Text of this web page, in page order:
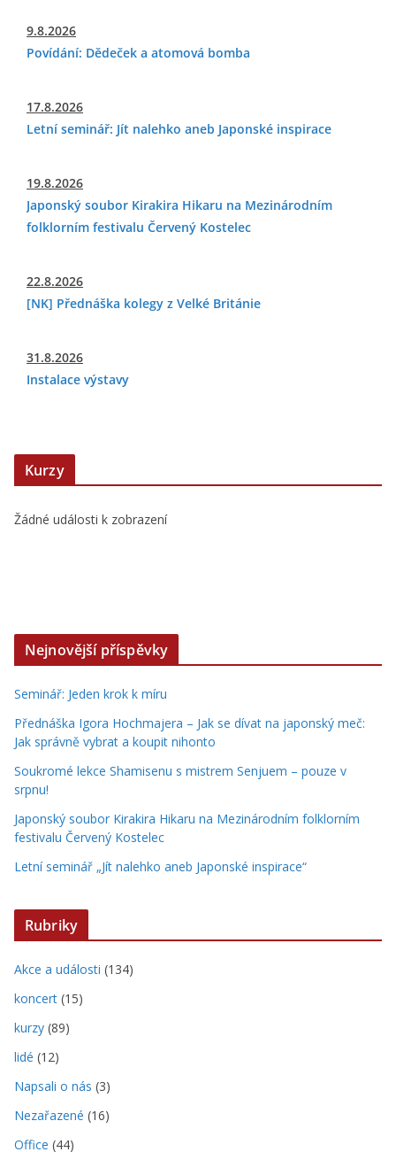
9.8.2026
Povídání: Dědeček a atomová bomba
17.8.2026
Letní seminář: Jít nalehko aneb Japonské inspirace
19.8.2026
Japonský soubor Kirakira Hikaru na Mezinárodním
folklorním festivalu Červený Kostelec
22.8.2026
[NK] Přednáška kolegy z Velké Británie
31.8.2026
Instalace výstavy
Kurzy
Žádné události k zobrazení
Nejnovější příspěvky
Seminář: Jeden krok k míru
Přednáška Igora Hochmajera – Jak se dívat na japonský meč:
Jak správně vybrat a koupit nihonto
Soukromé lekce Shamisenu s mistrem Senjuem – pouze v
srpnu!
Japonský soubor Kirakira Hikaru na Mezinárodním folklorním
festivalu Červený Kostelec
Letní seminář „Jít nalehko aneb Japonské inspirace“
Rubriky
Akce a události (134)
koncert (15)
kurzy (89)
lidé (12)
Napsali o nás (3)
Nezařazené (16)
Office (44)